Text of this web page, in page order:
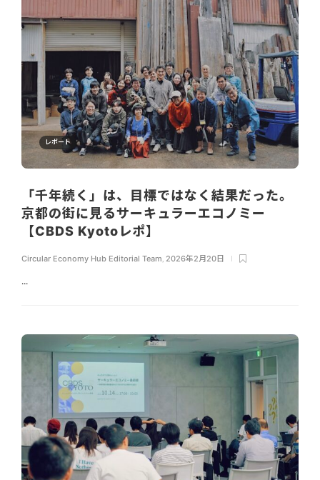
レポート
「千年続く」は、目標ではなく結果だった。
京都の街に見るサーキュラーエコノミー
【CBDS Kyotoレポ】
Circular Economy Hub Editorial Team 2026年2月20日
...